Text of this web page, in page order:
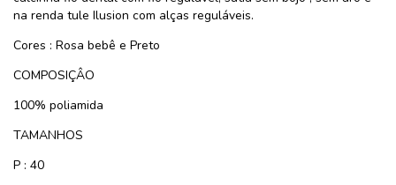
na renda tule Ilusion com alças reguláveis.
Cores : Rosa bebê e Preto
COMPOSIÇÂO
100% poliamida
TAMANHOS
P : 40